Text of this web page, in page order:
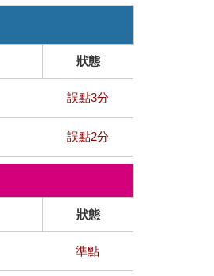
狀態
誤點3分
誤點2分
狀態
準點